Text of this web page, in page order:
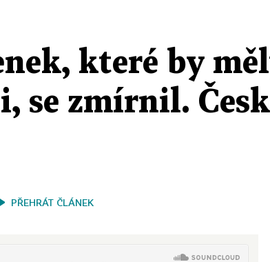
které by
se zmírnil.
PŘEHRÁT ČLÁNEK